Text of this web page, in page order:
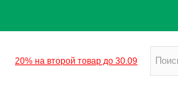
20% на второй товар до 30.09